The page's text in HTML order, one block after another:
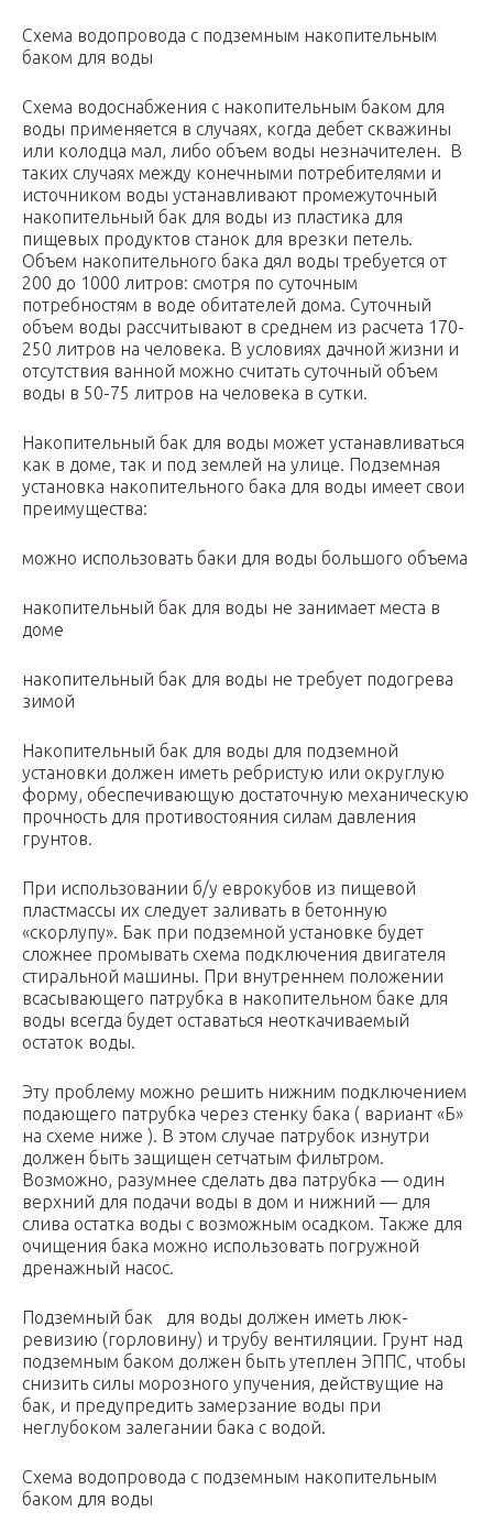
Схема водопровода с подземным накопительным
баком для воды
Схема водоснабжения с накопительным баком для
воды применяется в случаях, когда дебет скважины
или колодца мал, либо объем воды незначителен. В
таких случаях между конечными потребителями и
источником воды устанавливают промежуточный
накопительный бак для воды из пластика для
пищевых продуктов станок для врезки петель.
Объем накопительного бака дял воды требуется от
200 до 1000 литров: смотря по суточным
потребностям в воде обитателей дома. Суточный
объем воды рассчитывают в среднем из расчета 170-
250 литров на человека. В условиях дачной жизни и
отсутствия ванной можно считать суточный объем
воды в 50-75 литров на человека в сутки.
Накопительный бак для воды может устанавливаться
как в доме, так и под землей на улице. Подземная
установка накопительного бака для воды имеет свои
преимущества:
можно использовать баки для воды большого объема
накопительный бак для воды не занимает места в
доме
накопительный бак для воды не требует подогрева
зимой
Накопительный бак для воды для подземной
установки должен иметь ребристую или округлую
форму, обеспечивающую достаточную механическую
прочность для противостояния силам давления
грунтов.
При использовании б/у еврокубов из пищевой
пластмассы их следует заливать в бетонную
«скорлупу». Бак при подземной установке будет
сложнее промывать схема подключения двигателя
стиральной машины. При внутреннем положении
всасывающего патрубка в накопительном баке для
воды всегда будет оставаться неоткачиваемый
остаток воды.
Эту проблему можно решить нижним подключением
подающего патрубка через стенку бака ( вариант «Б»
на схеме ниже ). В этом случае патрубок изнутри
должен быть защищен сетчатым фильтром.
Возможно, разумнее сделать два патрубка — один
верхний для подачи воды в дом и нижний — для
слива остатка воды с возможным осадком. Также для
очищения бака можно использовать погружной
дренажный насос.
Подземный бак для воды должен иметь люк-
ревизию (горловину) и трубу вентиляции. Грунт над
подземным баком должен быть утеплен ЭППС, чтобы
снизить силы морозного упучения, действущие на
бак, и предупредить замерзание воды при
неглубоком залегании бака с водой.
Схема водопровода с подземным накопительным
баком для воды